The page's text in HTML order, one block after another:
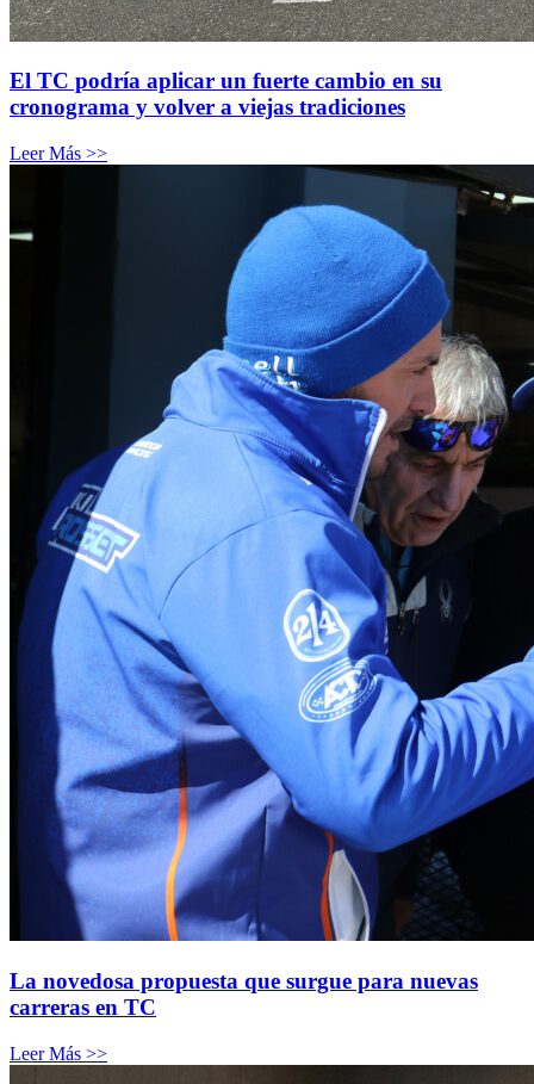
El TC podría aplicar un fuerte cambio en su
cronograma y volver a viejas tradiciones
Leer Más >>
La novedosa propuesta que surgue para nuevas
carreras en TC
Leer Más >>